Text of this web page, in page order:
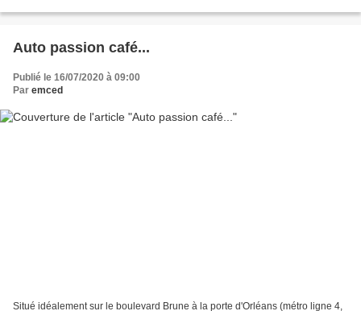
Auto passion café...
Publié le 16/07/2020 à 09:00
Par emced
Situé idéalement sur le boulevard Brune à la porte d'Orléans (métro ligne 4,